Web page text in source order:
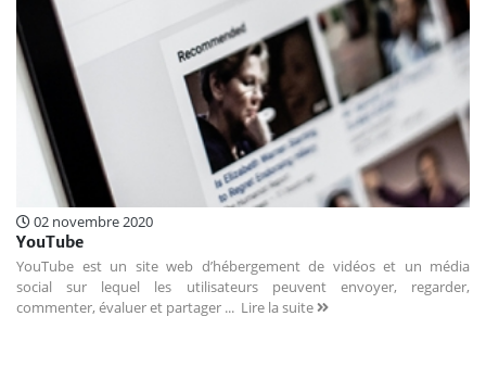
02 novembre 2020
YouTube
YouTube est un site web d’hébergement de vidéos et un média
social sur lequel les utilisateurs peuvent envoyer, regarder,
commenter, évaluer et partager ... Lire la suite